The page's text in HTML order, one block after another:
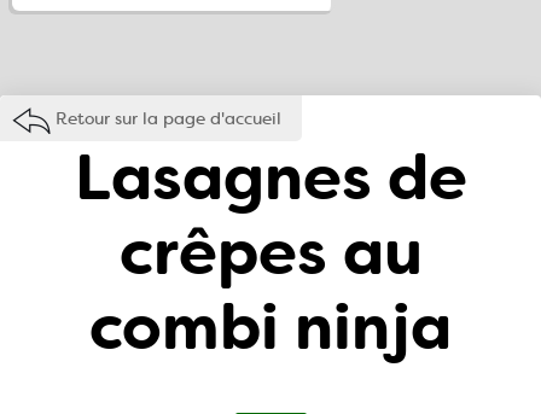
Retour sur la page d'accueil
Lasagnes de
crêpes au
combi ninja